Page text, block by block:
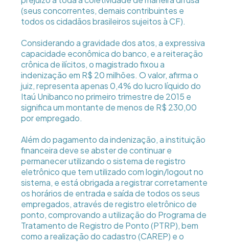
(seus concorrentes, demais contribuintes e
todos os cidadãos brasileiros sujeitos à CF).
Considerando a gravidade dos atos, a expressiva
capacidade econômica do banco, e a reiteração
crônica de ilícitos, o magistrado fixou a
indenização em R$ 20 milhões. O valor, afirma o
juiz, representa apenas 0,4% do lucro líquido do
Itaú Unibanco no primeiro trimestre de 2015 e
significa um montante de menos de R$ 230,00
por empregado.
Além do pagamento da indenização, a instituição
financeira deve se abster de continuar e
permanecer utilizando o sistema de registro
eletrônico que tem utilizado com login/logout no
sistema, e está obrigada a registrar corretamente
os horários de entrada e saída de todos os seus
empregados, através de registro eletrônico de
ponto, comprovando a utilização do Programa de
Tratamento de Registro de Ponto (PTRP), bem
como a realização do cadastro (CAREP) e o